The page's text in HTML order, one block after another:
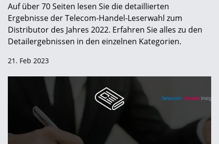
Auf über 70 Seiten lesen Sie die detaillierten
Ergebnisse der Telecom-Handel-Leserwahl zum
Distributor des Jahres 2022. Erfahren Sie alles zu den
Detailergebnissen in den einzelnen Kategorien.
21. Feb 2023